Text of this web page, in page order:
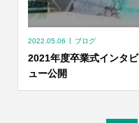
2022.05.06 ブログ
2021年度卒業式インタビ
ュー公開